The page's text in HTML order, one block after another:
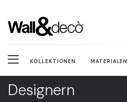
KOLLEKTIONEN MATERIALEN
Designern